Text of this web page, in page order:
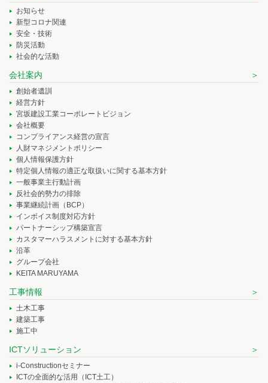
お知らせ
新型コロナ関連
安全・技術
防災活動
社会的な活動
会社案内
創始者遺訓
経営方針
宮坂建設工業コーポレートビジョン
会社概要
コンプライアンス経営の宣言
人財マネジメントポリシー
個人情報保護方針
特定個人情報の適正な取扱いに関する基本方針
一般事業主行動計画
反社会的勢力の排除
事業継続計画（BCP）
インボイス制度対応方針
パートナーシップ構築宣言
カスタマーハラスメントに対する基本方針
沿革
グループ会社
KEITA MARUYAMA
工事情報
土木工事
建築工事
施工中
ICTソリューション
i-Constructionセミナー
ICTの全面的な活用（ICT土工）